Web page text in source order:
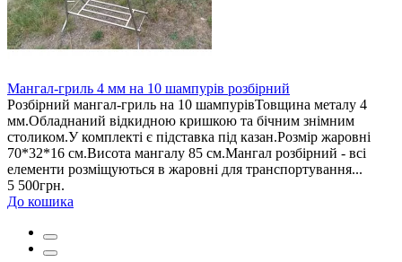
Мангал-гриль 4 мм на 10 шампурів розбірний
Розбірний мангал-гриль на 10 шампурівТовщина металу 4
мм.Обладнаний відкидною кришкою та бічним знімним
столиком.У комплекті є підставка під казан.Розмір жаровні
70*32*16 см.Висота мангалу 85 см.Мангал розбірний - всі
елементи розміщуються в жаровні для транспортування...
5 500грн.
До кошика